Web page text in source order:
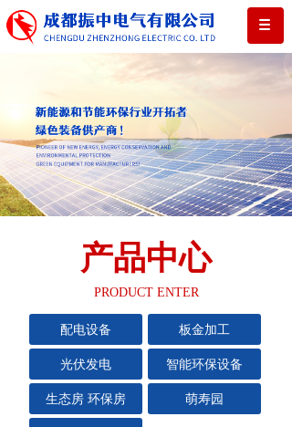
产品中心
PRODUCT ENTER
板金加工
配电设备
智能环保设备
光伏发电
生态房 环保房 萌寿园